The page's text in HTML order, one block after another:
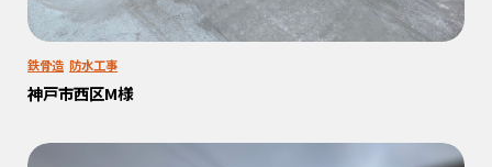
鉄骨造 防水工事
神戸市西区M様